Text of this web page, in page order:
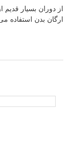
از دوران بسیار قدیم
ارگان بدن استفاده